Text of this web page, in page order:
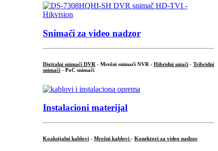
Snimači za video nadzor
Digitalni snimači DVR - Mrežni snimači NVR - Hibridni sniači - Tribridni
snimači - PoC snimači
Instalacioni materijal
Koaksijalni kablovi - Mrežni kablovi - Konektori za video nadzor